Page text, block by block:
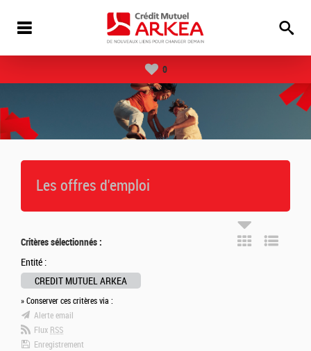
0
Les offres d'emploi
Critères sélectionnés :
Entité :
CREDIT MUTUEL ARKEA
» Conserver ces critères via :
Alerte email
Flux RSS
Enregistrement